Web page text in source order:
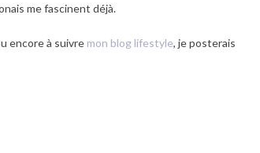
me fascinent déjà.
encore à suivre mon blog lifestyle, je posterais